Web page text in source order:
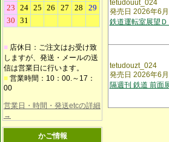
■ 店休日：ご注文はお受け致
しますが、発送・メールの送
信は営業日に行います。
■ 営業時間：10：00.～17：
00
営業日・時間・発送etcの詳細
→
かご情報
tetudouut_024
発売日 2026年6
鉄道運転室展望
tetudouzt_024
発売日 2026年6
隔週刊 鉄道 前面